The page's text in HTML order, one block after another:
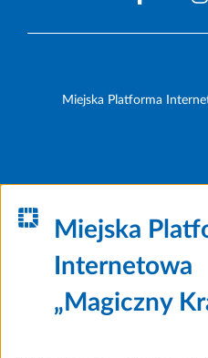
Miejska Platforma
Miejska
Internetowa
„Magiczny